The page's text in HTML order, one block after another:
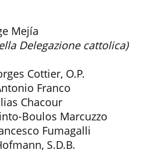
Mejía
Delegazione cattolica)
Cottier, O.P.
Franco
Chacour
Boulos Marcuzzo
Fumagalli
S.D.B.